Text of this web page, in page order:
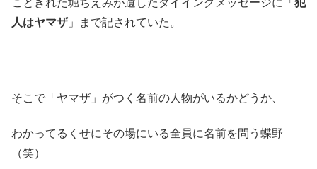
こときれた堀ちえみが遺したダイイングメッセージに「 犯
人はヤマザ 」まで記されていた。
そこで「ヤマザ」がつく名前の人物がいるかどうか、
わかってるくせにその場にいる全員に名前を問う蝶野
（笑）